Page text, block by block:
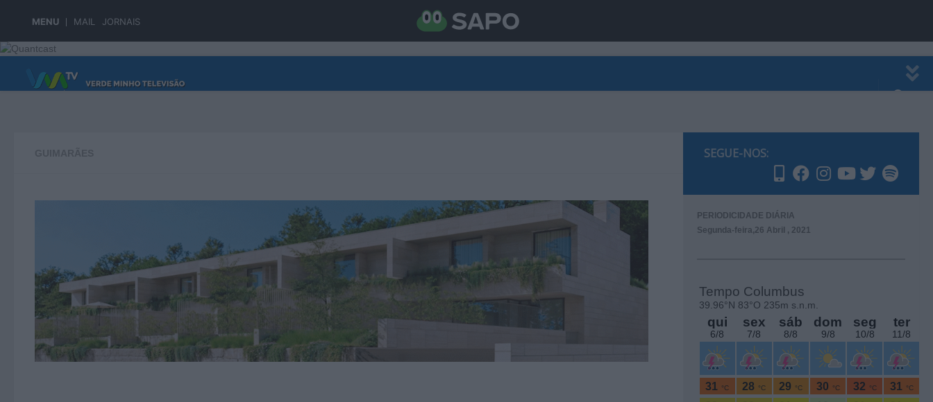
MENU MAIL JORNAIS
Skip to content
SEGUE-NOS:
PERIODICIDADE DIÁRIA
Segunda-feira,26 Abril , 2021